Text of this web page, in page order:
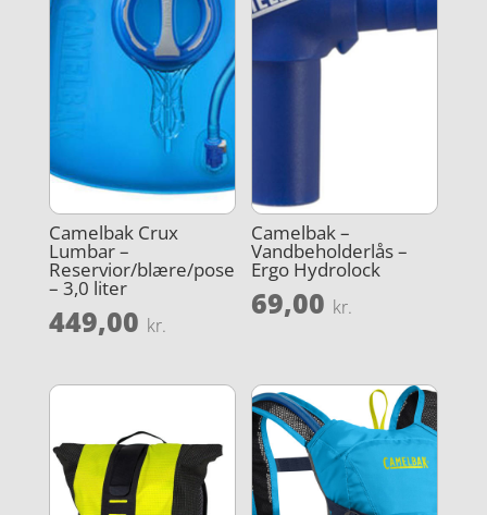
Camelbak Crux
Lumbar –
Reservior/blære/pose
– 3,0 liter
449,00 kr.
Camelbak –
Vandbeholderlås –
Ergo Hydrolock
69,00 kr.